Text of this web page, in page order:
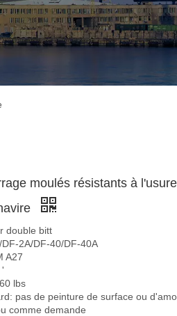
moulés résistants à
double bitt
2A/DF-40/DF-40A
A27
'
lbs
pas de peinture de surface ou
comme demande